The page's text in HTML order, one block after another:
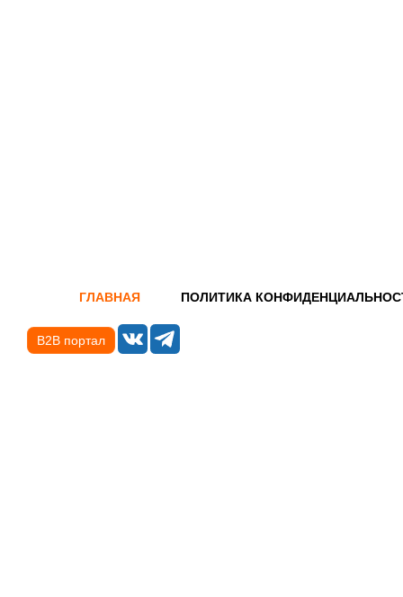
ГЛАВНАЯ ПОЛИТИКА
B2B портал